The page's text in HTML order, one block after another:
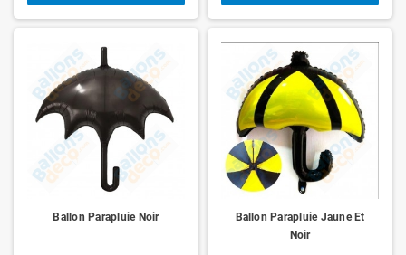
Ballon Parapluie Noir
Ballon Parapluie Jaune Et
Noir